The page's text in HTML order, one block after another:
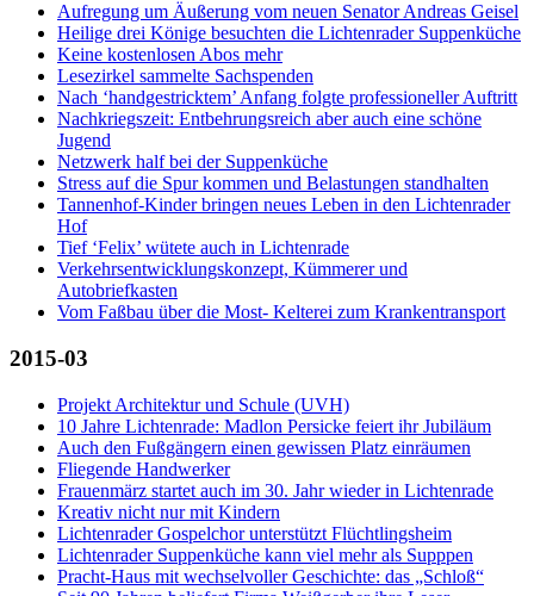
Aufregung um Äußerung vom neuen Senator Andreas Geisel
Heilige drei Könige besuchten die Lichtenrader Suppenküche
Keine kostenlosen Abos mehr
Lesezirkel sammelte Sachspenden
Nach ‘handgestricktem’ Anfang folgte professioneller Auftritt
Nachkriegszeit: Entbehrungsreich aber auch eine schöne
Jugend
Netzwerk half bei der Suppenküche
Stress auf die Spur kommen und Belastungen standhalten
Tannenhof-Kinder bringen neues Leben in den Lichtenrader
Hof
Tief ‘Felix’ wütete auch in Lichtenrade
Verkehrsentwicklungskonzept, Kümmerer und
Autobriefkasten
Vom Faßbau über die Most- Kelterei zum Krankentransport
2015-03
Projekt Architektur und Schule (UVH)
10 Jahre Lichtenrade: Madlon Persicke feiert ihr Jubiläum
Auch den Fußgängern einen gewissen Platz einräumen
Fliegende Handwerker
Frauenmärz startet auch im 30. Jahr wieder in Lichtenrade
Kreativ nicht nur mit Kindern
Lichtenrader Gospelchor unterstützt Flüchtlingsheim
Lichtenrader Suppenküche kann viel mehr als Supppen
Pracht-Haus mit wechselvoller Geschichte: das „Schloß“